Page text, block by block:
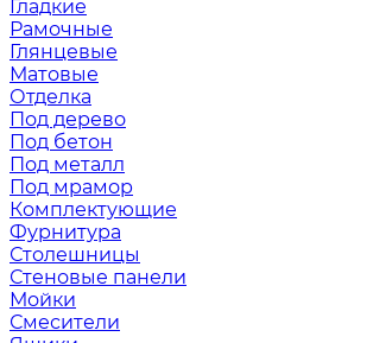
Гладкие
Рамочные
Глянцевые
Матовые
Отделка
Под дерево
Под бетон
Под металл
Под мрамор
Комплектующие
Фурнитура
Столешницы
Стеновые панели
Мойки
Смесители